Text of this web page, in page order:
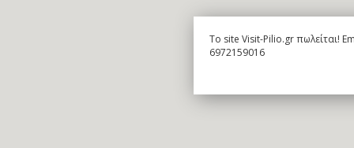
To site Visit-Pilio.gr πωλείται!
6972159016